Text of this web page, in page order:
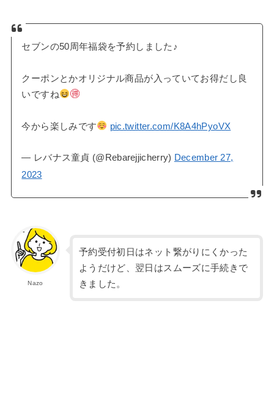
セブンの50周年福袋を予約しました♪
クーポンとかオリジナル商品が入っていてお得だし良
いですね
今から楽しみです pic.twitter.com/K8A4hPyoVX
— レバナス童貞 (@Rebarejjicherry) December 27,
2023
Nazo
予約受付初日はネット繋がりにくかった
ようだけど、翌日はスムーズに手続きで
きました。